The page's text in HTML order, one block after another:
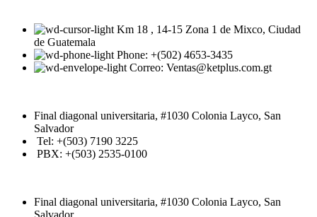
Km 18 , 14-15 Zona 1 de Mixco, Ciudad
de Guatemala
Phone: +(502) 4653-3435
Correo: Ventas@ketplus.com.gt
Final diagonal universitaria, #1030 Colonia Layco, San
Salvador
Tel: +(503) 7190 3225
PBX: +(503) 2535-0100
Final diagonal universitaria, #1030 Colonia Layco, San